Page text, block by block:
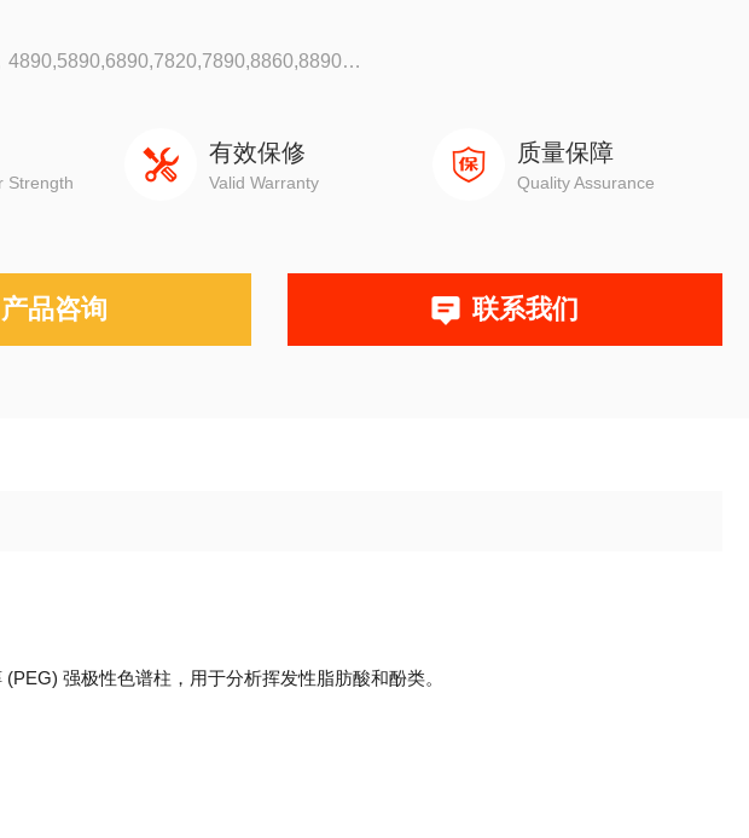
4890,5890,6890,7820,7890,8860,8890
Strength
有效保修
Valid Warranty
质量保障
Quality Assurance
产品咨询 联系我们
强极性色谱柱，用于分析挥发性脂肪酸和酚类。